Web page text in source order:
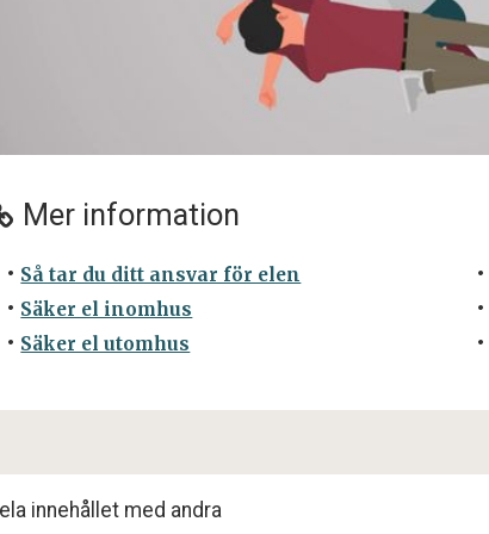
Mer information
Så tar du ditt ansvar för elen
Säker el inomhus
Säker el utomhus
innehållet med andra